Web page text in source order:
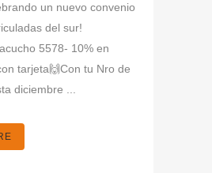
un nuevo convenio
del sur!
5578- 10% en
tarjeta🙌Con tu Nro de
diciembre ...